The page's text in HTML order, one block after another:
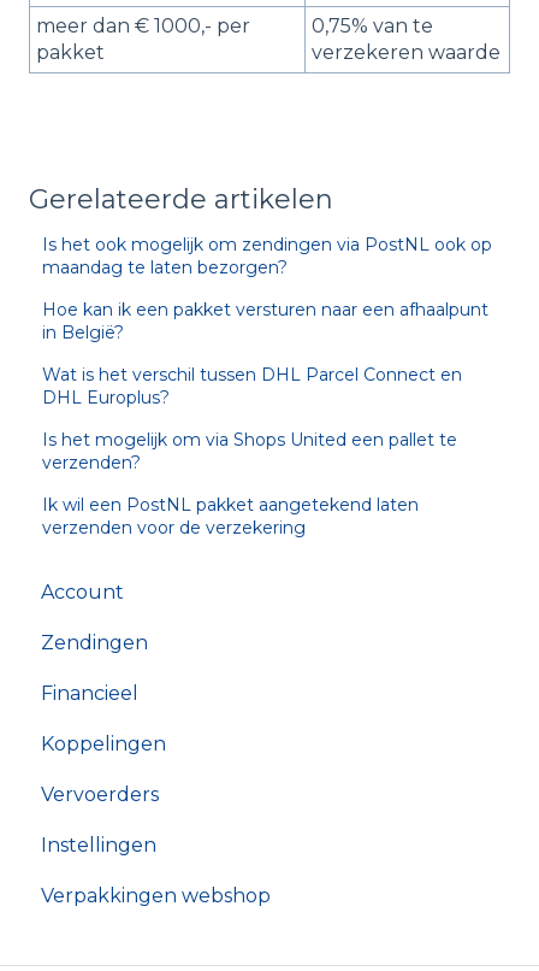
meer dan € 1000,- per
pakket
0,75% van te
verzekeren waarde
Gerelateerde artikelen
Is het ook mogelijk om zendingen via PostNL ook op
maandag te laten bezorgen?
Hoe kan ik een pakket versturen naar een afhaalpunt
in België?
Wat is het verschil tussen DHL Parcel Connect en
DHL Europlus?
Is het mogelijk om via Shops United een pallet te
verzenden?
Ik wil een PostNL pakket aangetekend laten
verzenden voor de verzekering
Account
Zendingen
Financieel
Koppelingen
Vervoerders
Instellingen
Verpakkingen webshop